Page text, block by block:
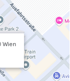
Wien